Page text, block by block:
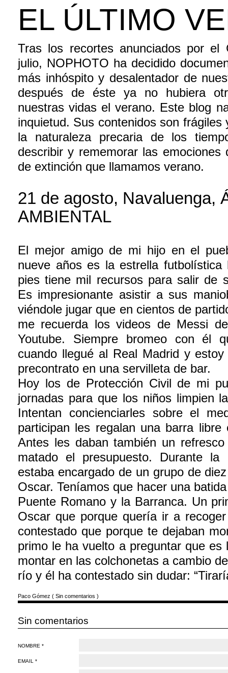
EL ÚLTIMO
Tras los recortes anunciados por el
julio, NOPHOTO ha decidido
más inhóspito y desalentador de
después de éste ya no hubiera
nuestras vidas el verano. Este blog
inquietud. Sus contenidos son
la naturaleza precaria de los
describir y rememorar las
de extinción que llamamos verano.
21 de agosto, Navaluenga,
AMBIENTAL
El mejor amigo de mi hijo en el
nueve años es la estrella
pies tiene mil recursos para salir de
Es impresionante asistir a sus
viéndole jugar que en cientos de
me recuerda los videos de Messi
Youtube. Siempre bromeo con él
cuando llegué al Real Madrid y
precontrato en una servilleta de bar.
Hoy los de Protección Civil de mi
jornadas para que los niños limpien
Intentan concienciarles sobre el
participan les regalan una barra
Antes les daban también un
matado el presupuesto. Durante
estaba encargado de un grupo de
Oscar. Teníamos que hacer una
Puente Romano y la Barranca. Un
Oscar que porque quería ir a
contestado que porque te dejaban
primo le ha vuelto a preguntar que
montar en las colchonetas a cambio
río y él ha contestado sin dudar:
Paco Gómez ( Sin comentarios )
Sin comentarios
NOMBRE *
EMAIL *